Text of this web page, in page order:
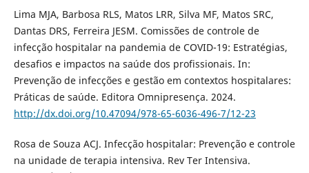
Lima MJA, Barbosa RLS, Matos LRR, Silva MF, Matos SRC,
Dantas DRS, Ferreira JESM. Comissões de controle de
infecção hospitalar na pandemia de COVID-19: Estratégias,
desafios e impactos na saúde dos profissionais. In:
Prevenção de infecções e gestão em contextos hospitalares:
Práticas de saúde. Editora Omnipresença. 2024.
http://dx.doi.org/10.47094/978-65-6036-496-7/12-23
Rosa de Souza ACJ. Infecção hospitalar: Prevenção e controle
na unidade de terapia intensiva. Rev Ter Intensiva.